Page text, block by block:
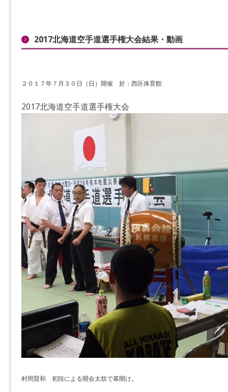
2017北海道空手道選手権大会結果・動画
２０１７年７月３０日（日）開催 於：西区体育館
2017北海道空手道選手権大会
村岡賢和 初段による開会太鼓で幕開け。